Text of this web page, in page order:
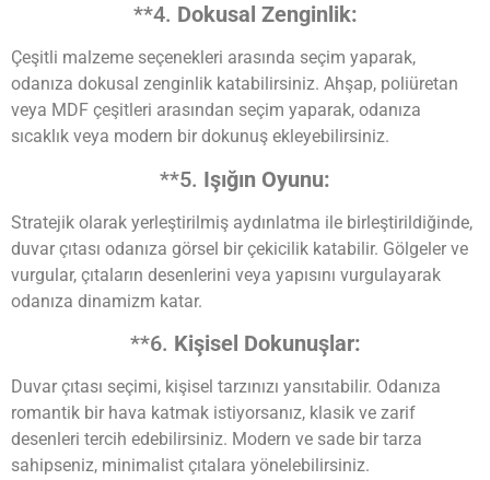
**4. Dokusal Zenginlik:
Çeşitli malzeme seçenekleri arasında seçim yaparak,
odanıza dokusal zenginlik katabilirsiniz. Ahşap, poliüretan
veya MDF çeşitleri arasından seçim yaparak, odanıza
sıcaklık veya modern bir dokunuş ekleyebilirsiniz.
**5. Işığın Oyunu:
Stratejik olarak yerleştirilmiş aydınlatma ile birleştirildiğinde,
duvar çıtası odanıza görsel bir çekicilik katabilir. Gölgeler ve
vurgular, çıtaların desenlerini veya yapısını vurgulayarak
odanıza dinamizm katar.
**6. Kişisel Dokunuşlar:
Duvar çıtası seçimi, kişisel tarzınızı yansıtabilir. Odanıza
romantik bir hava katmak istiyorsanız, klasik ve zarif
desenleri tercih edebilirsiniz. Modern ve sade bir tarza
sahipseniz, minimalist çıtalara yönelebilirsiniz.